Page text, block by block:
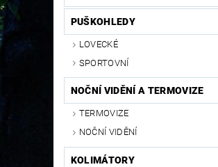
PUŠKOHLEDY
LOVECKÉ
SPORTOVNÍ
NOČNÍ VIDĚNÍ A TERMOVIZE
TERMOVIZE
NOČNÍ VIDĚNÍ
KOLIMÁTORY